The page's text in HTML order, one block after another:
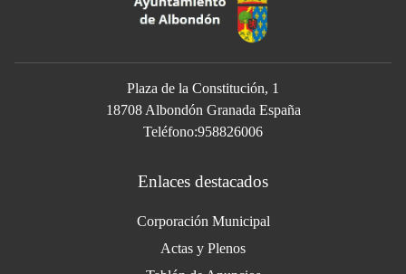
Plaza de la Constitución, 1
18708 Albondón Granada España
Teléfono:958826006
Enlaces destacados
Corporación Municipal
Actas y Plenos